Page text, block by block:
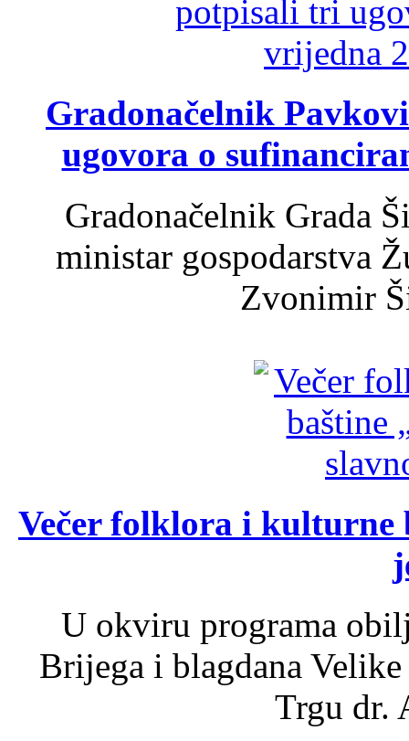
Gradonačelnik
ugovora o
Gradonačelnik Grada
ministar gospodarstva
Zvonimir
Večer folklora i kulturne
U okviru programa
Brijega i blagdana
Trgu dr.